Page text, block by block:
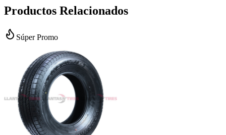
Productos Relacionados
Súper Promo